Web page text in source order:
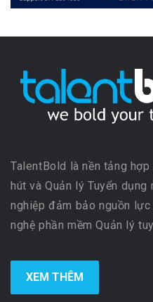
TalentBold là nền tảng
hút và Quản lý Tuyển dụng
nghiệp đảm bảo nguồn
nghệ phần mềm Quản lý
XEM THÊM